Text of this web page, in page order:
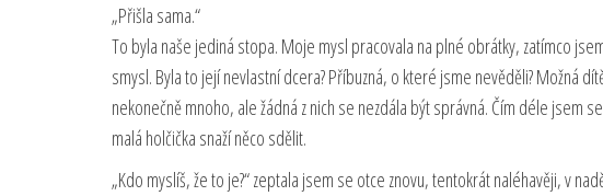
„Přišla sama.“
To byla naše jediná stopa. Moje mysl pracovala na plné obrátky, zatímco
smysl. Byla to její nevlastní dcera? Příbuzná, o které jsme nevěděli? Možná
nekonečně mnoho, ale žádná z nich se nezdála být správná. Čím déle jsem
malá holčička snaží něco sdělit.
„Kdo myslíš, že to je?“ zeptala jsem se otce znovu, tentokrát naléhavěji, v